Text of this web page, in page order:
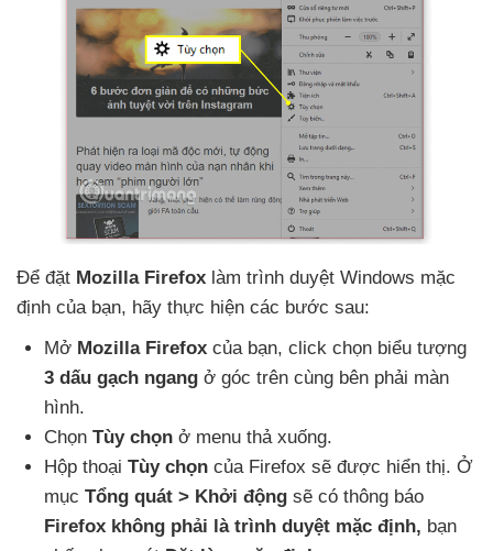
Để đặt Mozilla Firefox làm trình duyệt Windows mặc
định của bạn, hãy thực hiện các bước sau:
Mở Mozilla Firefox của bạn, click chọn biểu tượng
3 dấu gạch ngang ở góc trên cùng bên phải màn
hình.
Chọn Tùy chọn ở menu thả xuống.
Hộp thoại Tùy chọn của Firefox sẽ được hiển thị. Ở
mục Tổng quát > Khởi động sẽ có thông báo
Firefox không phải là trình duyệt mặc định, bạn